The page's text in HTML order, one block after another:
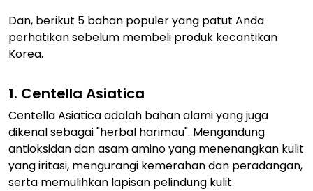
Dan, berikut 5 bahan populer yang patut Anda
perhatikan sebelum membeli produk kecantikan
Korea.
1. Centella Asiatica
Centella Asiatica adalah bahan alami yang juga
dikenal sebagai "herbal harimau". Mengandung
antioksidan dan asam amino yang menenangkan kulit
yang iritasi, mengurangi kemerahan dan peradangan,
serta memulihkan lapisan pelindung kulit.